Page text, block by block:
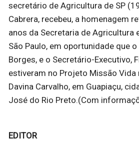
secretário de Agricultura de SP
Cabrera, recebeu, a homenagem
anos da Secretaria de Agricultura
São Paulo, em oportunidade que
Borges, e o Secretário-Executivo,
estiveram no Projeto Missão Vida
Davina Carvalho, em Guapiaçu,
José do Rio Preto.(Com
EDITOR